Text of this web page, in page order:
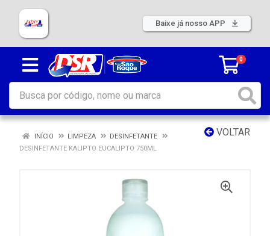
Baixe já nosso APP
0
VOLTAR
INÍCIO LIMPEZA
DESINFETANTE
DESINFETANTE KALIPTO EUCALIPTO 750ML